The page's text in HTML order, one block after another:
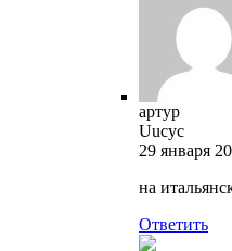
артур
Uucyc
29 января
на
Ответить